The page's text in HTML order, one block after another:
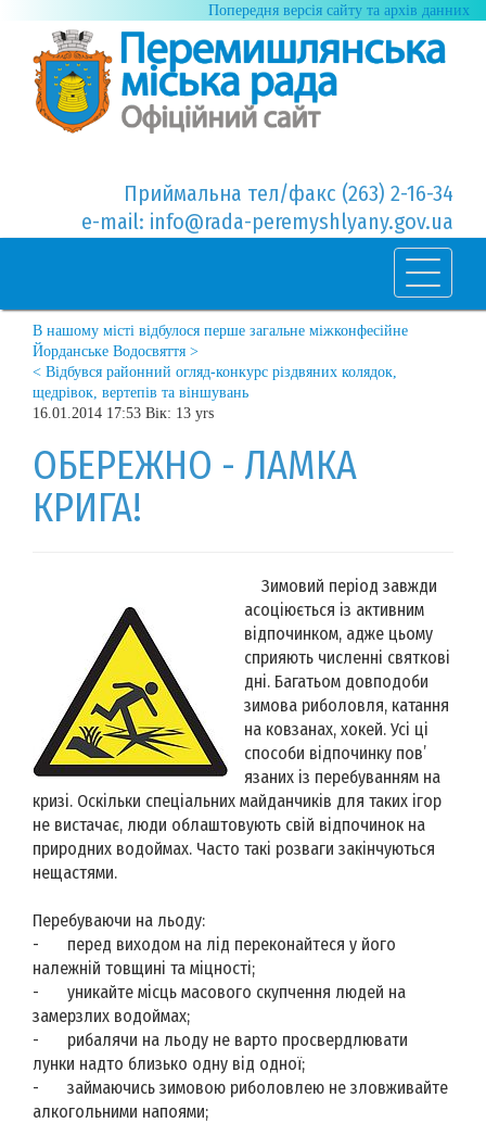
Попередня версія сайту та архів данних
Приймальна тел/факс (263) 2-16-34
e-mail: info@rada-peremyshlyany.gov.ua
В нашому місті відбулося перше загальне міжконфесійне
Йорданське Водосвяття >
< Відбувся районний огляд-конкурс різдвяних колядок,
щедрівок, вертепів та віншувань
16.01.2014 17:53 Вік: 13 yrs
ОБЕРЕЖНО - ЛАМКА
КРИГА!
Зимовий період завжди
асоціюється із активним
відпочинком, адже цьому
сприяють численні святкові
дні. Багатьом довподоби
зимова риболовля, катання
на ковзанах, хокей. Усі ці
способи відпочинку пов’
язаних із перебуванням на
кризі. Оскільки спеціальних майданчиків для таких ігор
не вистачає, люди облаштовують свій відпочинок на
природних водоймах. Часто такі розваги закінчуються
нещастями.
Перебуваючи на льоду:
-
перед виходом на лід переконайтеся у його
належній товщині та міцності;
-
уникайте місць масового скупчення людей на
замерзлих водоймах;
-
рибалячи на льоду не варто просвердлювати
лунки надто близько одну від одної;
-
займаючись зимовою риболовлею не зловживайте
алкогольними напоями;